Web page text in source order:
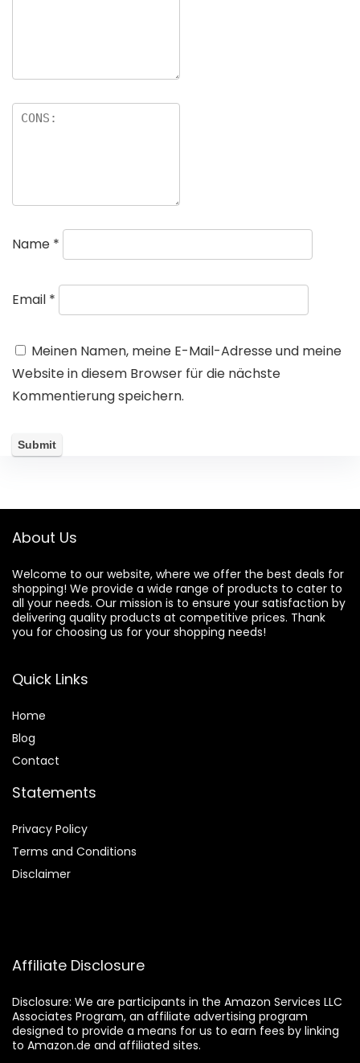
Name *
Email *
Meinen Namen, meine E-Mail-Adresse und meine
Website in diesem Browser für die nächste
Kommentierung speichern.
About Us
Welcome to our website, where we offer the best deals for
shopping! We provide a wide range of products to cater to
all your needs. Our mission is to ensure your satisfaction by
delivering quality products at competitive prices. Thank
you for choosing us for your shopping needs!
Quick Links
Home
Blog
Contact
Statements
Privacy Policy
Terms and Conditions
Disclaimer
Affiliate Disclosure
Disclosure: We are participants in the Amazon Services LLC
Associates Program, an affiliate advertising program
designed to provide a means for us to earn fees by linking
to Amazon.de and affiliated sites.